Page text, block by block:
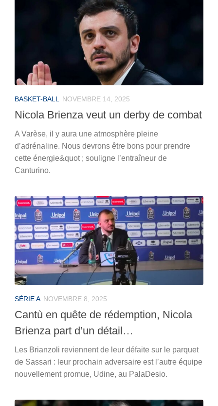
BASKET-BALL NOVEMBRE 14, 2025
Nicola Brienza veut un derby de combat
A Varèse, il y aura une atmosphère pleine
d’adrénaline. Nous devrons être bons pour prendre
cette énergie&quot ; souligne l’entraîneur de
Canturino.
SÉRIE A NOVEMBRE 8, 2025
Cantù en quête de rédemption, Nicola
Brienza part d’un détail…
Les Brianzoli reviennent de leur défaite sur le parquet
de Sassari : leur prochain adversaire est l’autre équipe
nouvellement promue, Udine, au PalaDesio.